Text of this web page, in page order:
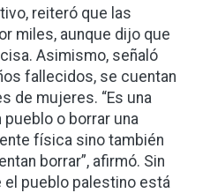
reiteró que las
miles, aunque dijo que
Asimismo, señaló
fallecidos, se cuentan
de mujeres. “Es una
o borrar una
física sino también
borrar”, afirmó. Sin
el pueblo palestino está